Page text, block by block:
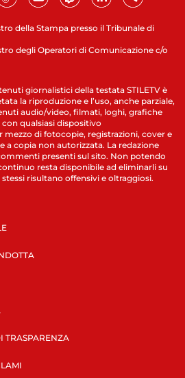
della Stampa presso il Tribunale di
degli Operatori di Comunicazione c/o
giornalistici della testata STILETV è
la riproduzione e l’uso, anche parziale,
audio/video, filmati, loghi, grafiche
qualsiasi dispositivo
di fotocopie, registrazioni, cover e
a copia non autorizzata. La redazione
presenti sul sito. Non potendo
resta disponibile ad eliminarli su
risultano offensivi e oltraggiosi.
TRASPARENZA